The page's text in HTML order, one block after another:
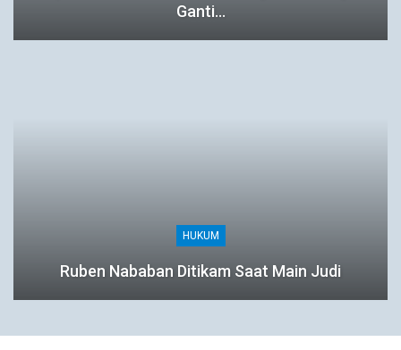
Ganti…
HUKUM
Ruben Nababan Ditikam Saat Main Judi